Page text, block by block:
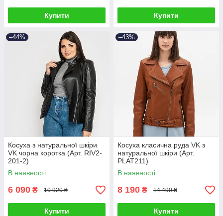
Купити Купити
–44%
Косуха з натуральної шкіри
VK чорна коротка (Арт. RIV2-
201-2)
В наявності
6 090 ₴ 10 920 ₴
Купити
–43%
Косуха класична руда VK з
натуральної шкіри (Арт.
PLAT211)
В наявності
8 190 ₴ 14 490 ₴
Купити